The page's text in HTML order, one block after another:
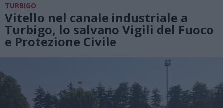
TURBIGO
Vitello nel canale industriale a
Turbigo, lo salvano Vigili del Fuoco
e Protezione Civile